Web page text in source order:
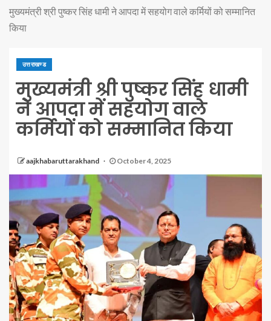
मुख्यमंत्री श्री पुष्कर सिंह धामी ने आपदा में सहयोग वाले कर्मियों को सम्मानित
किया
उत्तराखण्ड
मुख्यमंत्री श्री पुष्कर सिंह धामी
ने आपदा में सहयोग वाले
कर्मियों को सम्मानित किया
aajkhabaruttarakhand October 4, 2025